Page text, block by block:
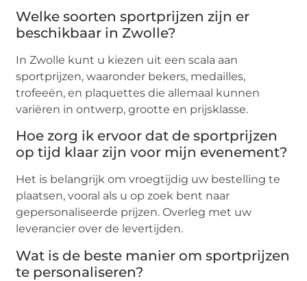
Welke soorten sportprijzen zijn er
beschikbaar in Zwolle?
In Zwolle kunt u kiezen uit een scala aan
sportprijzen, waaronder bekers, medailles,
trofeeën, en plaquettes die allemaal kunnen
variëren in ontwerp, grootte en prijsklasse.
Hoe zorg ik ervoor dat de sportprijzen
op tijd klaar zijn voor mijn evenement?
Het is belangrijk om vroegtijdig uw bestelling te
plaatsen, vooral als u op zoek bent naar
gepersonaliseerde prijzen. Overleg met uw
leverancier over de levertijden.
Wat is de beste manier om sportprijzen
te personaliseren?